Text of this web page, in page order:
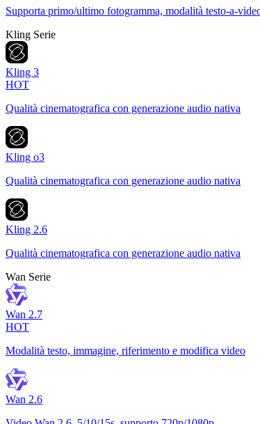
Supporta primo/ultimo fotogramma, modalità testo-a-
Kling Serie
Kling 3
HOT
Qualità cinematografica con generazione audio nativa
Kling o3
Qualità cinematografica con generazione audio nativa
Kling 2.6
Qualità cinematografica con generazione audio nativa
Wan Serie
Wan 2.7
HOT
Modalità testo, immagine, riferimento e modifica video
Wan 2.6